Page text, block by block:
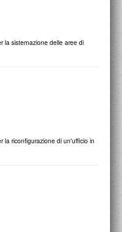
la sistemazione delle aree di
la riconfigurazione di un'ufficio in